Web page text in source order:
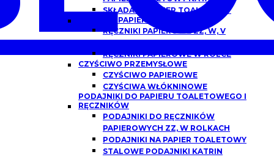
SKŁADANY PAPIER TOALETOWY
RĘCZNIKI PAPIEROWE
RĘCZNIKI PAPIEROWE ZZ, W, V
SKŁADANE
RĘCZNIKI PAPIEROWE W ROLCE
CZYŚCIWO PRZEMYSŁOWE
CZYŚCIWO PAPIEROWE
CZYŚCIWA WŁÓKNINOWE
PODAJNIKI DO PAPIERU TOALETOWEGO I
RĘCZNIKÓW
PODAJNIKI DO RĘCZNIKÓW
PAPIEROWYCH ZZ, W ROLKACH
PODAJNIKI NA PAPIER TOALETOWY
STALOWE PODAJNIKI KATRIN